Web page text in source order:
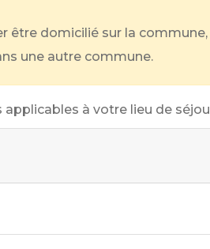
être domicilié sur la
une autre commune.
applicables à votre lieu de